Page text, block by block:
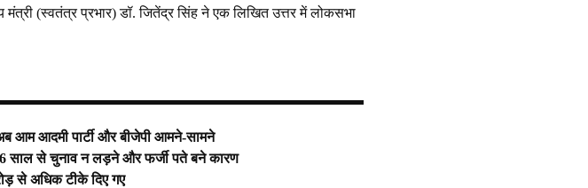
मंत्री (स्वतंत्र प्रभार) डॉ. जितेंद्र सिंह ने एक लिखित उत्तर में लोकसभा
आम आदमी पार्टी और बीजेपी आमने-सामने
6 साल से चुनाव न लड़ने और फर्जी पते बने कारण
से अधिक टीके दिए गए